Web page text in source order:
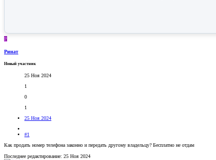
Р
Ринат
Новый участник
25 Ноя 2024
1
0
1
25 Ноя 2024
#1
Как продать номер телефона законно и передать другому владельцу? Бесплатно не отдам
Последнее редактирование: 25 Ноя 2024